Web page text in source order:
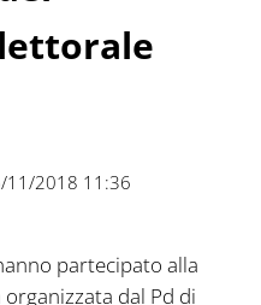
11/2018 11:36
partecipato alla
dal Pd di